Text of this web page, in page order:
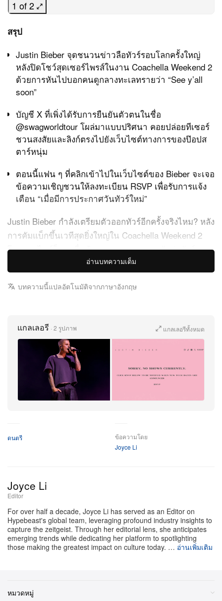
1 of 2
สรุป
Justin Bieber จุดชนวนข่าวลือทัวร์รอบโลกครั้งใหญ่
หลังปิดโชว์สุดเซอร์ไพรส์ในงาน Coachella Weekend 2
ด้วยการหันไปบอกคนดูกลางทะเลทรายว่า “See y’all
soon”
บัญชี X ที่เพิ่งได้รับการยืนยันตัวตนในชื่อ
@swagworldtour โผล่มาแบบปริศนา คอยปล่อยทีเซอร์
ชวนสงสัยและลิงก์ตรงไปยังเว็บไซต์ทางการของป๊อปส
ตาร์หนุ่ม
ตอนนี้แฟน ๆ ที่คลิกเข้าไปในเว็บไซต์ของ Bieber จะเจอ
ข้อความเชิญชวนให้ลงทะเบียน RSVP เพื่อรับการแจ้ง
เตือน “เมื่อมีการประกาศวันทัวร์ใหม่”
Justin Bieber กำลังเตรียมตัวออกทัวร์อีกครั้งจริงไหม? หลัง
การคัมแบ็กขึ้นเวทีสุดยิ่งใหญ่ใน Coachella Weekend 2
โลกออนไลน์ก็แตกตื่นด้วยกระแสคาดเดาหนักว่าทัวร์รอบ
โลกครั้งใหม่กำลังจะมา เติมเต็มความคิดถึงให้แฟน ๆ แบบ
เต็มแม็กซ์ ป๊อปไอคอนคนดังจัดเต็มโชว์สุดเดือด พร้อม
เซอร์ไพรส์ไวรัลขึ้นเวทีร่วมกับ Billie Eilish แต่จุดที่ทำให้
ทรายด้วยคำมั่นว่า “See y’all soon”—ประโยคสั้น ๆ ที่จุด
เชื้อข่าวลือว่าทัวร์ใหญ่ครั้งใหม่กำลังจะมาเกี่ยวกับSWAG
World Tour รอบโลก
คำทิ้งท้ายที่ Coachella ไม่ใช่เบาะแสเดียวที่ถูกวางไว้ให้
แฟน ๆ ได้ตื่นเต้นกัน นักสืบโลกออนไลน์ยังตาไวเจอบัญชี
นี้เอาแต่รีโพสต์ข้อความกำกวมที่ชวนให้ตีความว่า “มี
เซอร์ไพรส์ใหญ่เร็ว ๆ นี้” ทำเอาผู้ติดตามต้องจับตากันแบบ
ลนี้ลิงก์ตรงไปยังเว็บไซต์ทางการของนักร้องหนุ่มคือ
justinbiebermusic.com
เมื่อคลิกเข้าไปที่หมวดทัวร์ในเว็บไซต์ แฟน ๆ จะเจอ
ข้อความบอกใบ้ชัดเจนว่า “Sorry, no shows currently.
Click RSVP below to be notified when new tour dates
พร้อมช่องให้กรอกอีเมลสมัครรับข่าว เพื่อให้พวกเขาเป็นก
อ่านบทความเต็ม
บทความนี้แปลอัตโนมัติจากภาษาอังกฤษ
แกลเลอรี · 2 รูปภาพ แกลเลอรีทั้งหมด
ดนตรี
ข้อความโดย
Joyce Li
Joyce Li
Editor
For over half a decade, Joyce Li has served as an Editor on
Hypebeast's global team, leveraging profound industry insights to
capture the zeitgeist. Through her editorial lens, she anticipates
emerging trends while dedicating her platform to spotlighting
those making the greatest impact on culture today. … อ่านเพิ่มเติม
หมวดหมู่